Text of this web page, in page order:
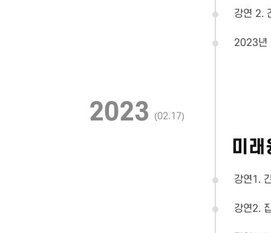
강연 2.
2023년
2023 (02.17)
미
강연1.
강연2.